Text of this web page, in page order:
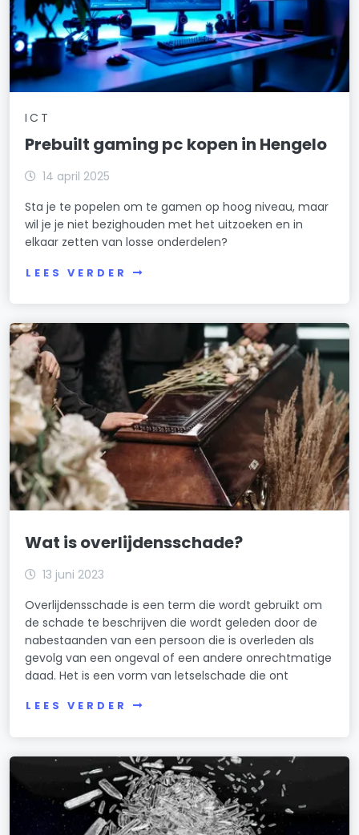
ICT
Prebuilt gaming pc kopen in Hengelo
14 april 2025
Sta je te popelen om te gamen op hoog niveau, maar
wil je je niet bezighouden met het uitzoeken en in
elkaar zetten van losse onderdelen?
LEES VERDER
Wat is overlijdensschade?
13 juni 2023
Overlijdensschade is een term die wordt gebruikt om
de schade te beschrijven die wordt geleden door de
nabestaanden van een persoon die is overleden als
gevolg van een ongeval of een andere onrechtmatige
daad. Het is een vorm van letselschade die ont
LEES VERDER